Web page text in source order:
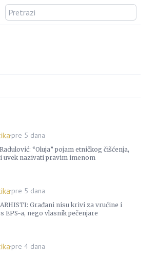
pre 5 dana
“Oluja” pojam etničkog čišćenja,
uvek nazivati pravim imenom
pre 5 dana
Građani nisu krivi za vrućine i
EPS-a, nego vlasnik pečenjare
pre 4 dana